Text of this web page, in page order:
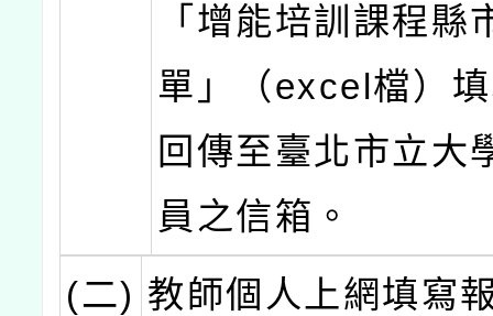
「增能培訓課程縣
單」（excel檔）
回傳至臺北市立大
員之信箱。
(二) 教師個人上網填寫